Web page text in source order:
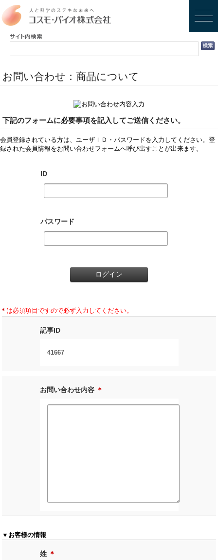
お問い合わせ：商品について
下記のフォームに必要事項を記入してご送信ください。
会員登録されている方は、ユーザＩＤ・パスワードを入力してください。登
録された会員情報をお問い合わせフォームへ呼び出すことが出来ます。
ID
パスワード
＊ は必須項目ですので必ず入力してください。
記事ID
41667
お問い合わせ内容 ＊
▼お客様の情報
姓 ＊